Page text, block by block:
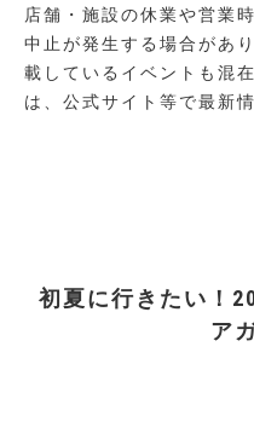
店舗・施設の休業や営業
中止が発生する場合があ
載しているイベントも混
は、公式サイト等で最新
初夏に行きたい！
ア